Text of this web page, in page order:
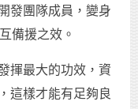
發團隊成員，變身
備援之效。
揮最大的功效，資
這樣才能有足夠良